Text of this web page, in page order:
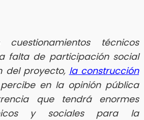
técnicos
falta de participación social
del proyecto, la construcción
en la opinión pública
que tendrá enormes
y sociales para la